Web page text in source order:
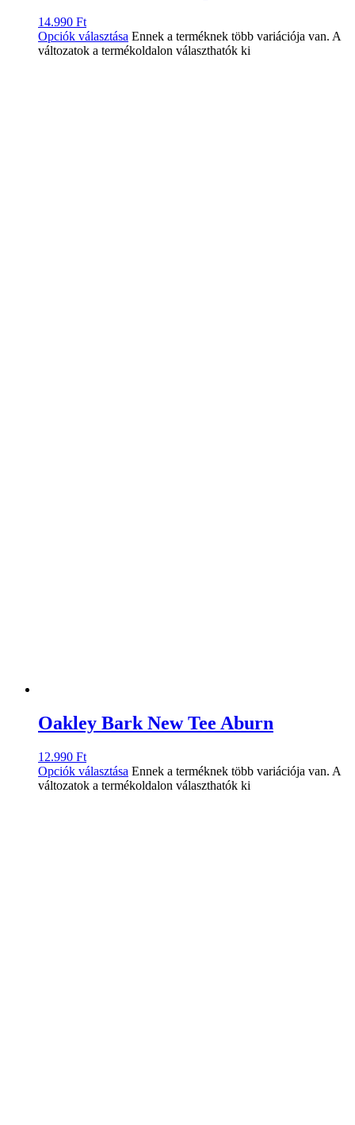
14.990 Ft
Opciók választása Ennek a terméknek több variációja van. A
változatok a termékoldalon választhatók ki
Oakley Bark New Tee Aburn
12.990 Ft
Opciók választása Ennek a terméknek több variációja van. A
változatok a termékoldalon választhatók ki